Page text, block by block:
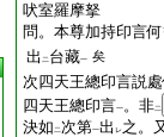
吠室羅摩拏
問。本尊加持印言
出 二 台藏一 矣
次四天王總印言説
四天王總印言一。非二
決如 二次第一出 レ之。